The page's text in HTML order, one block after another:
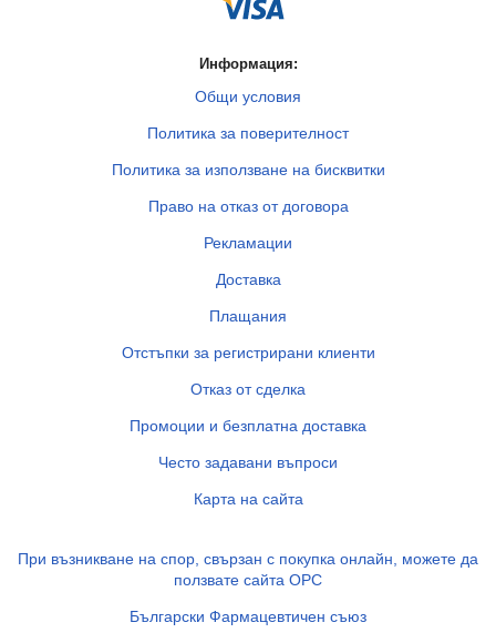
Информация:
Общи условия
Политика за поверителност
Политика за използване на бисквитки
Право на отказ от договора
Рекламации
Доставка
Плащания
Отстъпки за регистрирани клиенти
Отказ от сделка
Промоции и безплатна доставка
Често задавани въпроси
Карта на сайта
При възникване на спор, свързан с покупка онлайн, можете да
ползвате сайта ОРС
Български Фармацевтичен съюз